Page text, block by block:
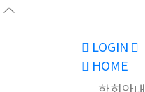
LOGIN
HOME